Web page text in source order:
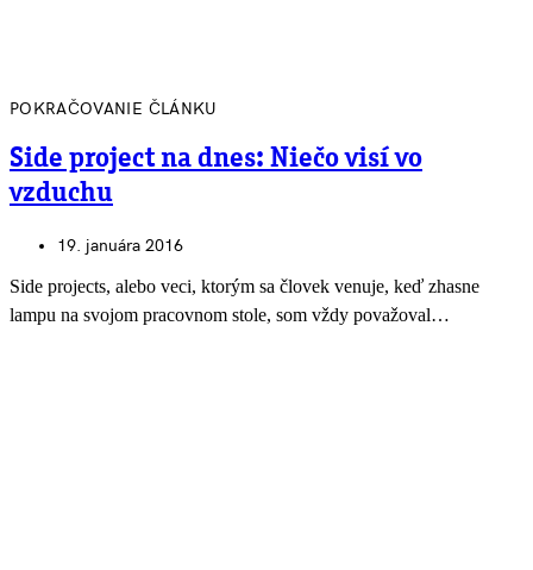
POKRAČOVANIE ČLÁNKU
Side project na dnes: Niečo visí vo
vzduchu
19. januára 2016
Side projects, alebo veci, ktorým sa človek venuje, keď zhasne
lampu na svojom pracovnom stole, som vždy považoval…